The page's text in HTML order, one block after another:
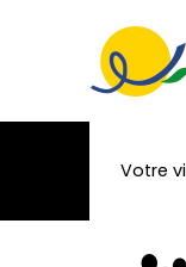
Votre